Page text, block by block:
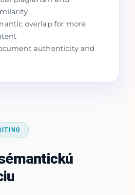
overlap for more
authenticity and